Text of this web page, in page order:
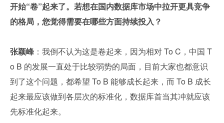
开始“卷”起来了。若想在国内数据库市场中拉开更具竞争
的格局，您觉得需要在哪些方面持续投入？
张颖峰 ：我倒不认为这是卷起来，因为相对 To C，中国 T
o B 的发展一直处于比较弱势的局面，目前大家也都意识
到了这个问题，都希望 To B 能够成长起来，而 To B 成长
起来最应该做到各层次的标准化，数据库首当其冲就应该
先标准化起来。